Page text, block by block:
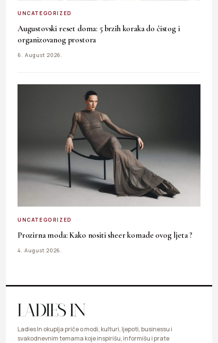
UNCATEGORIZED
Augustovski reset doma: 5 brzih koraka do čistog i
organizovanog prostora
6. August 2026.
UNCATEGORIZED
Prozirna moda: Kako nositi sheer komade ovog ljeta ?
4. August 2026.
Ladies In okuplja priče o modi, kulturi, ljepoti, businessu i
svakodnevnim temama koje inspirišu, informišu i prate